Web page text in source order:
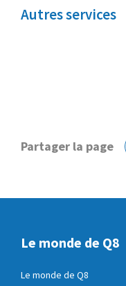
Autres services
Partager la page
Le monde de Q8
Le monde de Q8